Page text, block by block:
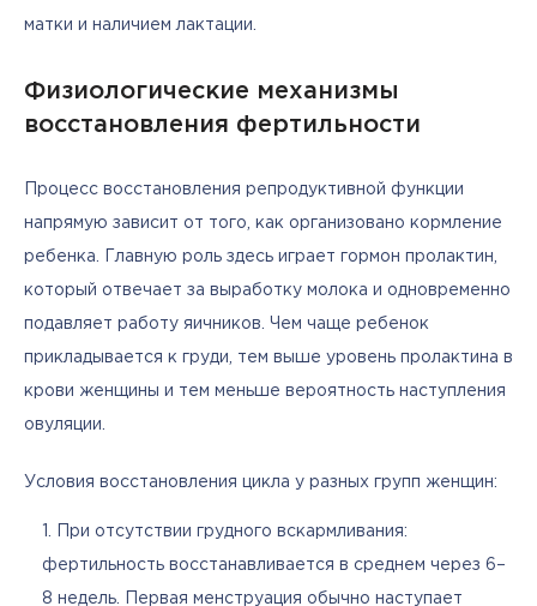
матки и наличием лактации.
Физиологические механизмы
восстановления фертильности
Процесс восстановления репродуктивной функции
напрямую зависит от того, как организовано кормление
ребенка. Главную роль здесь играет гормон пролактин,
который отвечает за выработку молока и одновременно
подавляет работу яичников. Чем чаще ребенок
прикладывается к груди, тем выше уровень пролактина в
крови женщины и тем меньше вероятность наступления
овуляции.
Условия восстановления цикла у разных групп женщин:
При отсутствии грудного вскармливания:
фертильность восстанавливается в среднем через 6–
8 недель. Первая менструация обычно наступает